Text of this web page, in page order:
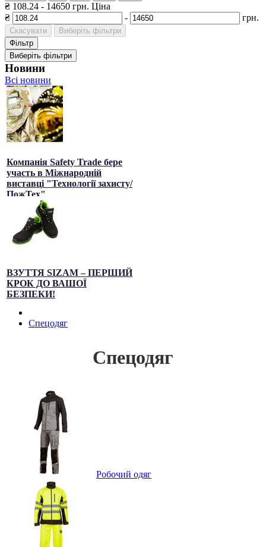
₴ 108.24 - 14650 грн. Ціна
₴
- грн.
Скасувати
Виберіть фільтри
Фільтр
Виберіть фільтри
Новини
Всі новини
Компанія Safety Trade бере
участь в Міжнародній
виставці "Технології захисту/
ПожТех"
ВЗУТТЯ SIZAM – ПЕРШИЙ
КРОК ДО ВАШОЇ
БЕЗПЕКИ!
Спецодяг
Спецодяг
Робочий одяг